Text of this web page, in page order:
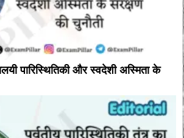
पारिस्थितिकी और स्वदेशी अस्मिता के